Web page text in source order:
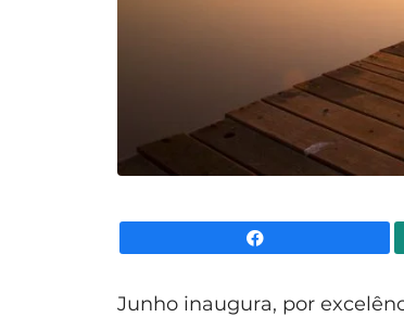
Junho inaugura, por